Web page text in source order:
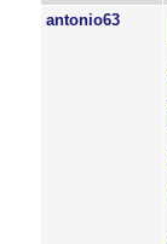
antonio63